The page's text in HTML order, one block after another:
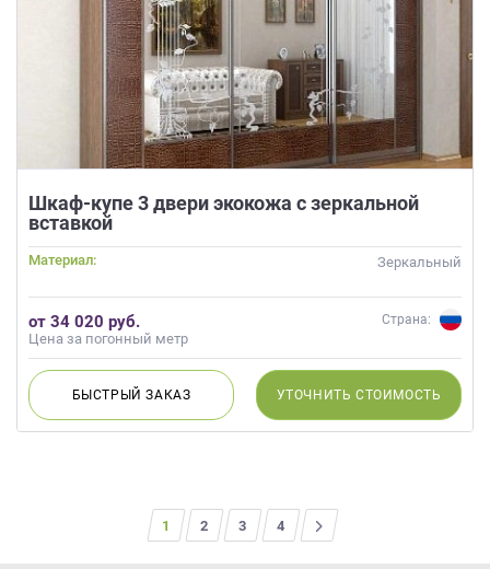
Шкаф-купе 3 двери экокожа с зеркальной
вставкой
Материал: Зеркальный
от 34 020 руб.
Цена за погонный метр
Страна:
БЫСТРЫЙЗАКАЗ УТОЧНИТЬ СТОИМОСТЬ
1 2 3 4
>